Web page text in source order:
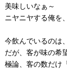
美味しいなぁ～
ニヤニヤする俺を
今飲んでいるのは
だが、客が味の希
極論、客の数だけ